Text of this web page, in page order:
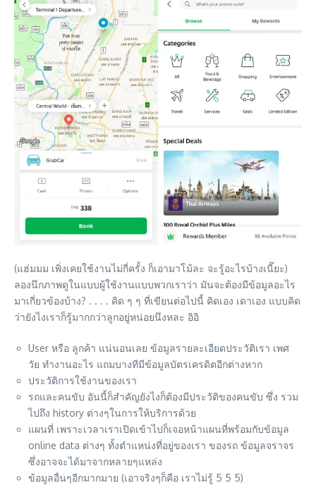
(แฮ่มมม เพิ่งเคยใช้งานไม่กี่ครั้ง ก็เอามาโม้ละ จะรู้อะไรบ้างเนี๊ยะ)
ลองนึกภาพดูในแบบผู้ใช้งานแบบพวกเราว่า มันจะต้องมีข้อมูลอะไร
มาเกี่ยวข้องบ้าง? . . . . คิด ๆ ๆ ที่เขียนต่อไปนี้ คิดเอง เดาเอง แบบคิด
ว่ายังไงเราก็รู้มากกว่าลูกอยู่หน่อยนึงหละ อิอิ
User หรือ ลูกค้า แน่นอนเลย ข้อมูลรายละเอียดประวัติเรา เพศ
วัย ทำงานอะไร แถมบางทีมีข้อมูลบัตรเครดิตอีกต่างหาก
ประวัติการใช้งานของเรา
รถและคนขับ อันนี้ก็สำคัญยังไงก็ต้องมีประวัติของคนขับ ซึ่ง รวม
ไปถึง history ต่างๆในการให้บริการด้วย
แผนที่ เพราะเวลาเราเปิดเข้าไปก็เจอหน้าแผนที่พร้อมกับข้อมูล
online data ต่างๆ ทั้งตำแหน่งที่อยู่ของเรา ของรถ ข้อมูลจราจร
ซึ่งอาจจะได้มาจากหลายๆแหล่ง
ข้อมูลอื่นๆอีกมากมาย (เอาจริงๆก็คือ เราไม่รู้ 5 5 5)